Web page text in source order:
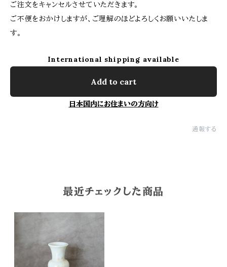
ご注文をキャンセルさせていただきます。
ご不便をおかけしますが、ご理解のほどよろしくお願いいたしま
す。
International shipping available
Add to cart
日本国内にお住まいの方向け
通報する
最近チェックした商品